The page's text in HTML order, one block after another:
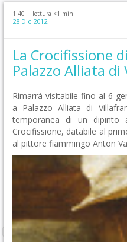
1:40 | lettura <1 min.
28 Dic 2012
La Crocifissione
Palazzo Alliata di
Rimarrà visitabile fino al 6
a Palazzo Alliata di
temporanea di un
Crocifissione, databile al
al pittore fiammingo Anton